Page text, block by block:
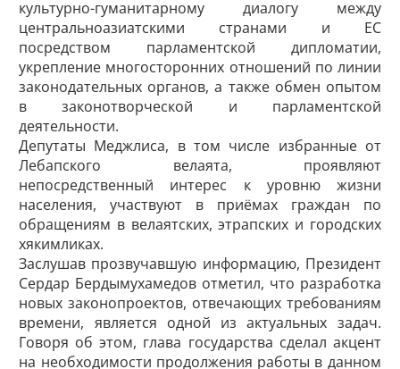
культурно-гуманитарному диалогу между
центральноазиатскими странами и ЕС
посредством парламентской дипломатии,
укрепление многосторонних отношений по линии
законодательных органов, а также обмен опытом
в законотворческой и парламентской
деятельности.
Депутаты Меджлиса, в том числе избранные от
Лебапского велаята, проявляют
непосредственный интерес к уровню жизни
населения, участвуют в приёмах граждан по
обращениям в велаятских, этрапских и городских
хякимликах.
Заслушав прозвучавшую информацию, Президент
Сердар Бердымухамедов отметил, что разработка
новых законопроектов, отвечающих требованиям
времени, является одной из актуальных задач.
Говоря об этом, глава государства сделал акцент
на необходимости продолжения работы в данном